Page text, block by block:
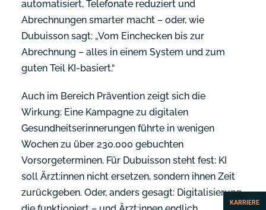
automatisiert, Telefonate reduziert und
Abrechnungen smarter macht – oder, wie
Dubuisson sagt: „Vom Einchecken bis zur
Abrechnung – alles in einem System und zum
guten Teil KI-basiert.“
Auch im Bereich Prävention zeigt sich die
Wirkung: Eine Kampagne zu digitalen
Gesundheitserinnerungen führte in wenigen
Wochen zu über 230.000 gebuchten
Vorsorgeterminen. Für Dubuisson steht fest: KI
soll Ärzt:innen nicht ersetzen, sondern ihnen Zeit
zurückgeben. Oder, anders gesagt: Digitalisierung,
KARRIERE